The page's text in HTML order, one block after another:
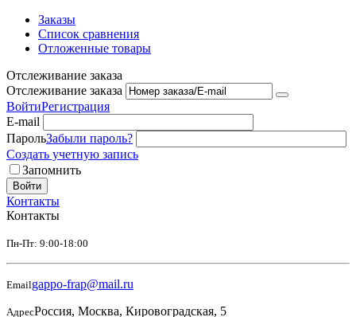
Заказы
Список сравнения
Отложенные товары
Отслеживание заказа
Отслеживание заказа
ВойтиРегистрация
E-mail
ПарольЗабыли пароль?
Создать учетную запись
Запомнить
Войти
Контакты
Контакты
Пн-Пт: 9:00-18:00
Emailgappo-frap@mail.ru
АдресРоссия, Москва, Кировоградская, 5